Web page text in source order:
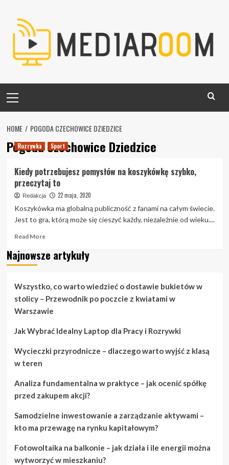
content
Menu
HOME POGODA CZECHOWICE DZIEDZICE
Pogoda Czechowice Dziedzice
Rozrywka Sport
Kiedy potrzebujesz pomysłów na koszykówkę szybko,
przeczytaj to
Redakcja 22 maja, 2020
Koszykówka ma globalną publiczność z fanami na całym świecie.
Jest to gra, którą może się cieszyć każdy, niezależnie od wieku....
Read MoreRead
about
na
koszykówkę
szybko,
to
Najnowsze artykuły
Wszystko, co warto wiedzieć o dostawie bukietów w
stolicy – Przewodnik po poczcie z kwiatami w
Warszawie
Jak Wybrać Idealny Laptop dla Pracy i Rozrywki
Wycieczki przyrodnicze – dlaczego warto wyjść z klasą
w teren
Analiza fundamentalna w praktyce – jak ocenić spółkę
przed zakupem akcji?
Samodzielne inwestowanie a zarządzanie aktywami –
kto ma przewagę na rynku kapitałowym?
Fotowoltaika na balkonie – jak działa i ile energii można
wytworzyć w mieszkaniu?